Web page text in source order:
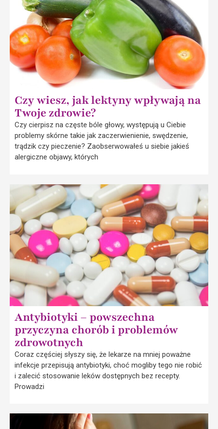
Czy wiesz, jak lektyny wpływają na
Twoje zdrowie?
Czy cierpisz na częste bóle głowy, występują u Ciebie
problemy skórne takie jak zaczerwienienie, swędzenie,
trądzik czy pieczenie? Zaobserwowałeś u siebie jakieś
alergiczne objawy, których
Antybiotyki – powszechna
przyczyna chorób i problemów
zdrowotnych
Coraz częściej słyszy się, że lekarze na mniej poważne
infekcje przepisują antybiotyki, choć mogliby tego nie robić
i zalecić stosowanie leków dostępnych bez recepty.
Prowadzi